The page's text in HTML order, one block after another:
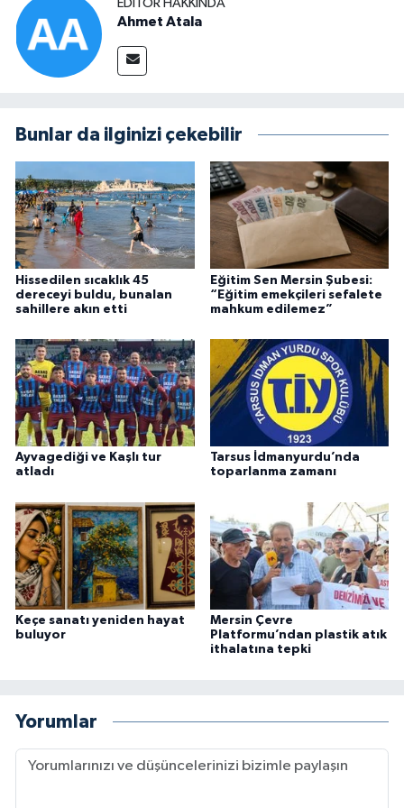
EDITÖR HAKKINDA
Ahmet Atala
Bunlar da ilginizi çekebilir
Hissedilen sıcaklık 45
dereceyi buldu, bunalan
sahillere akın etti
Eğitim Sen Mersin Şubesi:
“Eğitim emekçileri sefalete
mahkum edilemez”
Ayvagediği ve Kaşlı tur
atladı
Tarsus İdmanyurdu’nda
toparlanma zamanı
Keçe sanatı yeniden hayat
buluyor
Mersin Çevre
Platformu’ndan plastik atık
ithalatına tepki
Yorumlar